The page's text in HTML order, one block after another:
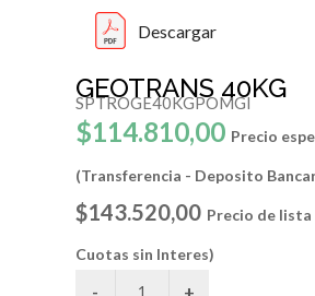
Descargar
GEOTRANS 40KG
SPTROGE40KGPOMGI
$114.810,00 Precio
(Transferencia - Deposito
$143.520,00 Precio de
Cuotas sin Interes)